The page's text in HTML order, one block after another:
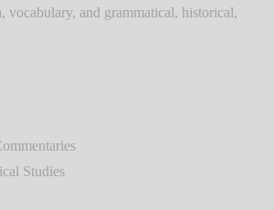
vocabulary, and grammatical, historical,
Studies